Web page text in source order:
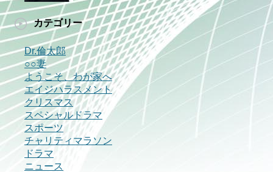
カテゴリー
Dr.倫太郎
○○妻
ようこそ、わが家へ
エイジハラスメント
クリスマス
スペシャルドラマ
スポーツ
チャリティマラソン
ドラマ
ニュース